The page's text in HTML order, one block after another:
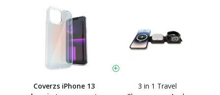
Coverzs iPhone 13
3 in 1 Travel